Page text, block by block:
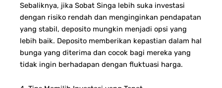
Sebaliknya, jika Sobat Singa lebih suka investasi
dengan risiko rendah dan menginginkan pendapatan
yang stabil, deposito mungkin menjadi opsi yang
lebih baik. Deposito memberikan kepastian dalam hal
bunga yang diterima dan cocok bagi mereka yang
tidak ingin berhadapan dengan fluktuasi harga.